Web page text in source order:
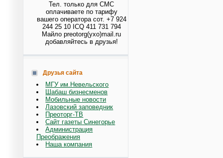
Тел. только для СМС
оплачиваете по тарифу
вашего оператора сот. +7 924
244 25 10 ICQ 411 731 794
Майло preotorg(ухо)mail.ru
добавляйтесь в друзья!
Друзья сайта
МГУ им.Невельского
Шабаш бизнесменов
Мобильные новости
Лазовский заповедник
Преоторг-ТВ
Сайт газеты Синегорье
Администрация
Преображения
Наша компания